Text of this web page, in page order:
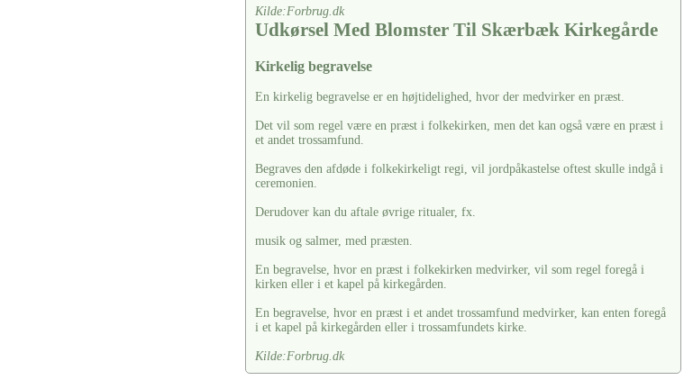
Kilde:Forbrug.dk
Udkørsel Med Blomster Til Skærbæk Kirkegårde
Kirkelig begravelse
En kirkelig begravelse er en højtidelighed, hvor der medvirker en præst.
Det vil som regel være en præst i folkekirken, men det kan også være en præst i
et andet trossamfund.
Begraves den afdøde i folkekirkeligt regi, vil jordpåkastelse oftest skulle indgå i
ceremonien.
Derudover kan du aftale øvrige ritualer, fx.
musik og salmer, med præsten.
En begravelse, hvor en præst i folkekirken medvirker, vil som regel foregå i
kirken eller i et kapel på kirkegården.
En begravelse, hvor en præst i et andet trossamfund medvirker, kan enten foregå
i et kapel på kirkegården eller i trossamfundets kirke.
Kilde:Forbrug.dk